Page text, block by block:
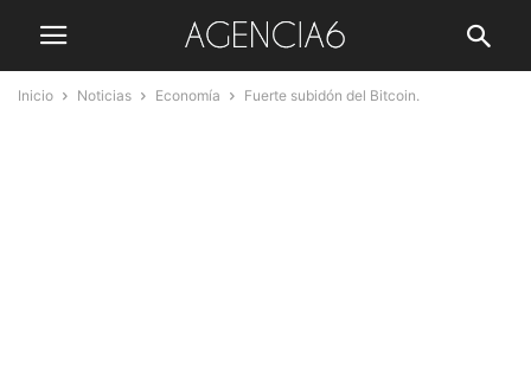
Inicio Noticias Economía Fuerte subidón del Bitcoin.